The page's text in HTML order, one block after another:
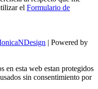
el Formulario de
| Powered by
en esta web estan protegidos
sin consentimiento por